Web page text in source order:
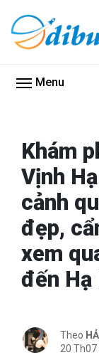
Menu
Khám
Vịnh
cảnh
đẹp,
xem
đến Hạ
Theo
20 Th07